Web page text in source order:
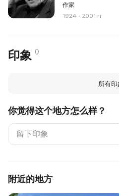
作家
1924 - 2001 гг
印象 0
所有印
你觉得这个地方怎么样？
附近的地方